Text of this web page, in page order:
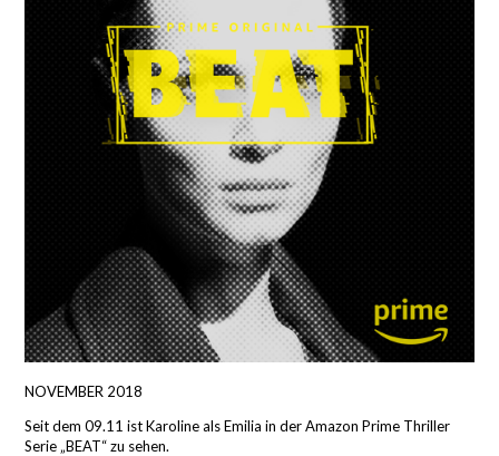
NOVEMBER 2018
Seit dem 09.11 ist Karoline als Emilia in der Amazon Prime Thriller
Serie „BEAT“ zu sehen.